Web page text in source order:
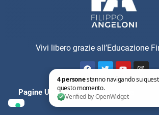
Vivi libero grazie all’Educazione
Pagine Utili Formazione